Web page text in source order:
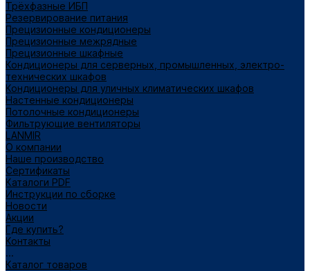
Трёхфазные ИБП
Резервирование питания
Прецизионные кондиционеры
Прецизионные межрядные
Прецизионные шкафные
Кондиционеры для серверных, промышленных, электро-
технических шкафов
Кондиционеры для уличных климатических шкафов
Настенные кондиционеры
Потолочные кондиционеры
Фильтрующие вентиляторы
LANMIR
О компании
Наше производство
Сертификаты
Каталоги PDF
Инструкции по сборке
Новости
Акции
Где купить?
Контакты
...
Каталог товаров